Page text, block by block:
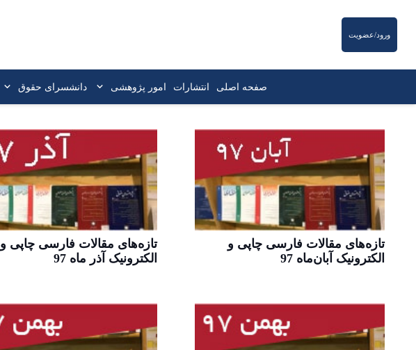
ورود/عضویت
صفحه اصلی انتشارات امور پژوهشی دانشسرای حقوق
تازه‌های مقالات فارسی چاپی و
الکترونیک آبان‌ماه 97
تازه‌های مقالات فارسی چاپی و
الکترونیک آذر ماه 97